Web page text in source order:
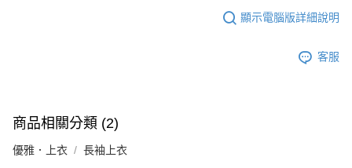
顯示電腦版詳細說明
客服
商品相關分類 (2)
優雅．上衣 長袖上衣